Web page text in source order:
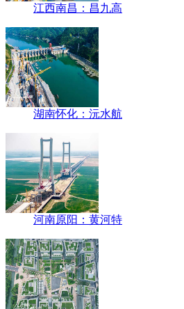
江西南昌：昌九高
湖南怀化：沅水航
河南原阳：黄河特